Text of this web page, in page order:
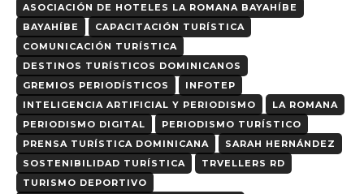
ASOCIACIÓN DE HOTELES LA ROMANA BAYAHÍBE
BAYAHÍBE
CAPACITACIÓN TURÍSTICA
COMUNICACIÓN TURÍSTICA
DESTINOS TURÍSTICOS DOMINICANOS
GREMIOS PERIODÍSTICOS
INFOTEP
INTELIGENCIA ARTIFICIAL Y PERIODISMO
LA ROMANA
PERIODISMO DIGITAL
PERIODISMO TURÍSTICO
PRENSA TURÍSTICA DOMINICANA
SARAH HERNÁNDEZ
SOSTENIBILIDAD TURÍSTICA
TRVELLERS RD
TURISMO DEPORTIVO